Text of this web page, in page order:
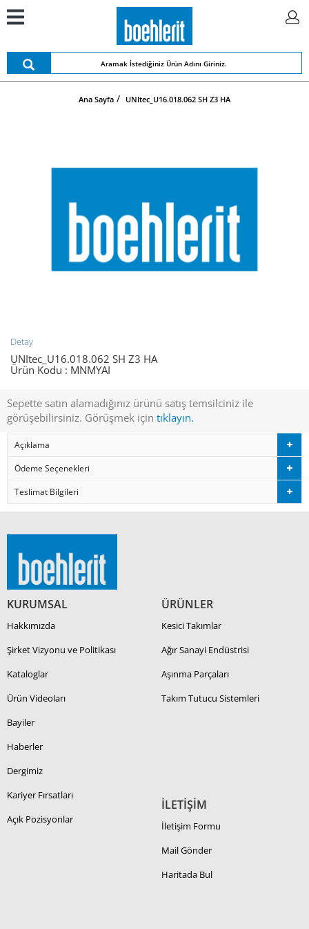
Ana Sayfa UNItec_U16.018.062 SH Z3 HA
Detay
UNItec_U16.018.062 SH Z3 HA
Ürün Kodu : MNMYAI
Sepette satın alamadığınız ürünü satış temsilciniz ile
görüşebilirsiniz. Görüşmek için tıklayın.
Açıklama
Ödeme Seçenekleri
Teslimat Bilgileri
KURUMSAL
Hakkımızda
Şirket Vizyonu ve Politikası
Kataloglar
Ürün Videoları
Bayiler
Haberler
Dergimiz
Kariyer Fırsatları
Açık Pozisyonlar
ÜRÜNLER
Kesici Takımlar
Ağır Sanayi Endüstrisi
Aşınma Parçaları
Takım Tutucu Sistemleri
İLETİŞİM
İletişim Formu
Mail Gönder
Haritada Bul